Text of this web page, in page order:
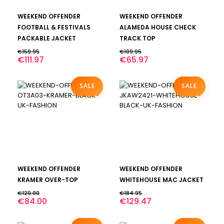
BEKIJK
product
heeft
meerdere
variaties.
Deze
gekozen
worden
op
WEEKEND OFFENDER
FOOTBALL & FESTIVALS
PACKABLE JACKET
€159.95
€111.97
BEKIJK
product
heeft
meerdere
variaties.
Deze
gekozen
worden
op
WEEKEND OFFENDER
ALAMEDA HOUSE CHECK
TRACK TOP
€109.95
€65.97
SALE
BEKIJK
product
heeft
meerdere
variaties.
optie
WEEKEND OFFENDER
KRAMER OVER-TOP
€120.00
€84.00
SALE
BEKIJK
product
heeft
meerdere
variaties.
optie
WEEKEND OFFENDER
WHITEHOUSE MAC JACKET
€184.95
€129.47